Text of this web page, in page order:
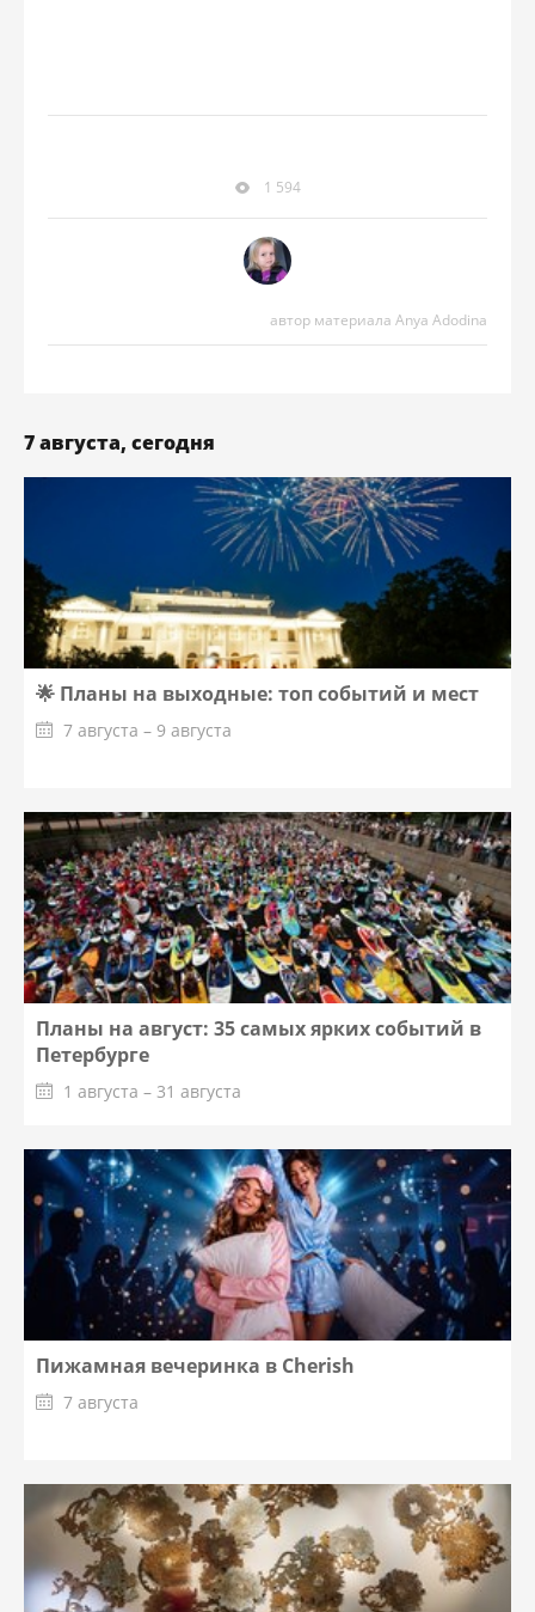
1 594
автор материала Anya Adodina
7 августа, сегодня
🌟 Планы на выходные: топ событий и мест
7 августа – 9 августа
Планы на август: 35 самых ярких событий в
Петербурге
1 августа – 31 августа
Пижамная вечеринка в Cherish
7 августа